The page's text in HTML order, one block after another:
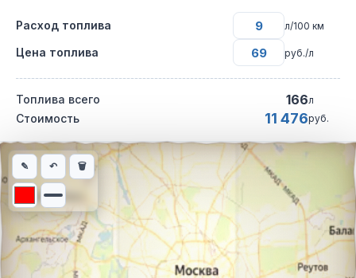
Расход топлива л/100 км
Цена топлива руб./л
Топлива всего 166л
Стоимость 11 476руб.
Интерактивная карта автомобильного маршрута из города
✎ ↶ 🗑